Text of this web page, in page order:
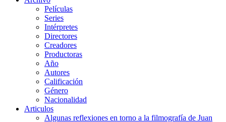
Películas
Series
Intérpretes
Directores
Creadores
Productoras
Año
Autores
Calificación
Género
Nacionalidad
Articulos
Algunas reflexiones en torno a la filmografía de Juan